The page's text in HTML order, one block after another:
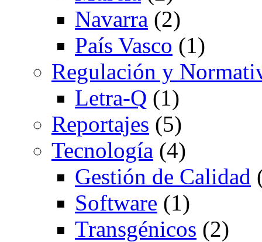
Navarra (2)
País Vasco (1)
Regulación y
Letra-Q (1)
Reportajes (5)
Tecnología (4)
Gestión de Calidad
Software (1)
Transgénicos (2)